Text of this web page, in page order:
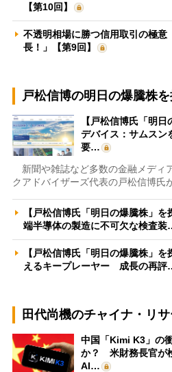
【第10回】
不透明相場に勝つ信用取引の極
長！」【第9回】
戸松信博の明日の爆騰株を
【戸松信博氏「明
デバイス：サムスン
要…
新聞や雑誌など多数の金融メディ
クアドバイザーズ代表の戸松信博氏
【戸松信博氏「明日の爆騰株」
端半導体の製造に不可欠な検査
【戸松信博氏「明日の爆騰株」
えるキープレーヤー 成長の再
田代尚機のチャイナ・リ
中国「Kimi K3」の
か？ 米財務長官が
AI…